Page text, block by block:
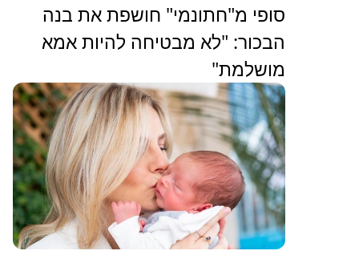
סופי מ"חתונמי" חושפת את בנה
הבכור: "לא מבטיחה להיות אמא
מושלמת"